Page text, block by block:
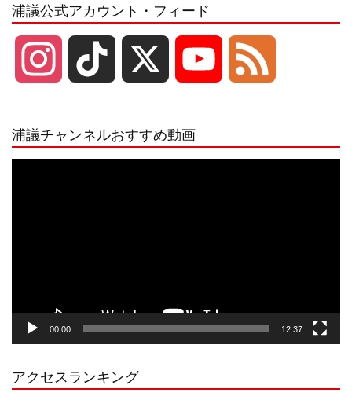
浦議公式アカウント・フィード
r
a
e
C
浦議チャンネルおすすめ動画
00:00 12:37
アクセスランキング